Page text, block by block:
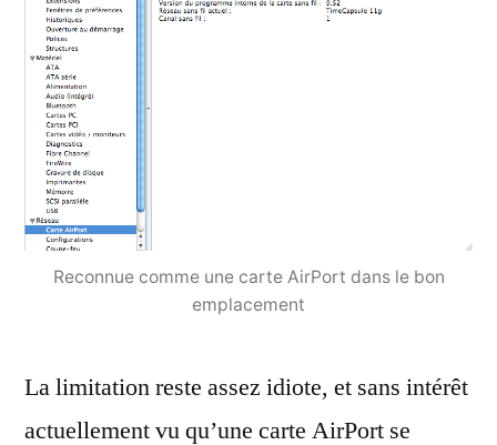
Reconnue comme une carte AirPort dans le bon
emplacement
La limitation reste assez idiote, et sans intérêt
actuellement vu qu’une carte AirPort se